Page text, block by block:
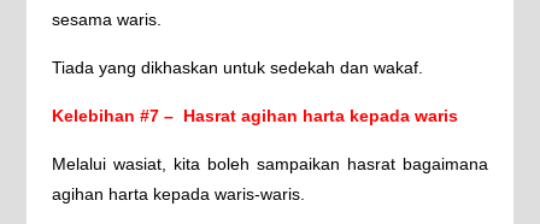
sesama waris.
Tiada yang dikhaskan untuk sedekah dan wakaf.
Kelebihan #7 – Hasrat agihan harta kepada waris
Melalui wasiat, kita boleh sampaikan hasrat bagaimana
agihan harta kepada waris-waris.